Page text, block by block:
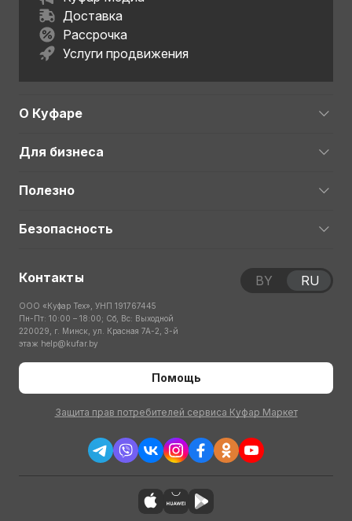
Доставка
Рассрочка
Услуги продвижения
О Куфаре
Для бизнеса
Полезно
Безопасность
Контакты
ООО «Куфар Тех», УНП 191767445
Пн-Пт: 10:00 – 18:00; Сб, Вс: Выходной
220029, г. Минск, ул. Красная 7А-2, 3-й
этаж help@kufar.by
Помощь
Защита прав потребителей сервиса Куфар Маркет
BY RU